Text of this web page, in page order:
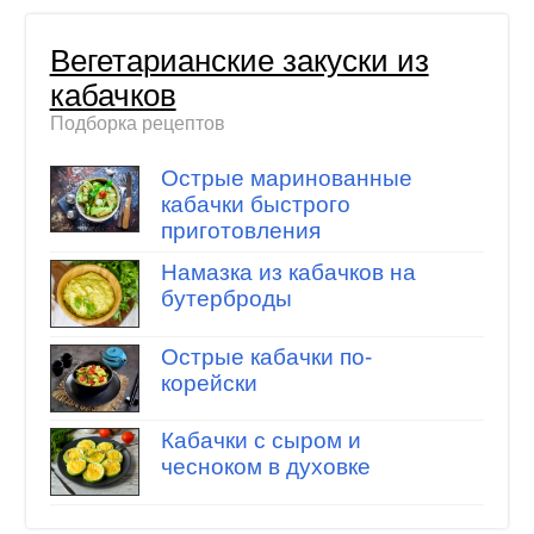
Вегетарианские закуски из
кабачков
Подборка рецептов
Острые маринованные
кабачки быстрого
приготовления
Намазка из кабачков на
бутерброды
Острые кабачки по-
корейски
Кабачки с сыром и
чесноком в духовке